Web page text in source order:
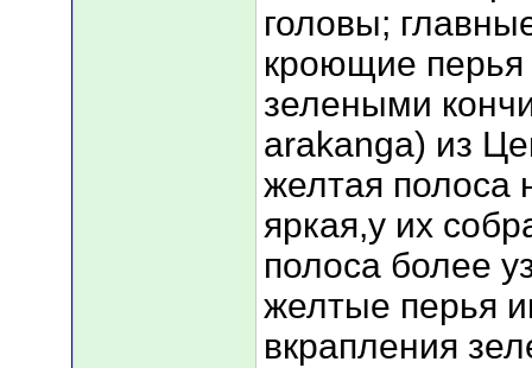
головы;
кроющие
зелеными
arakanga) из
желтая полоса
яркая,у их
полоса более
желтые перья
вкрапления